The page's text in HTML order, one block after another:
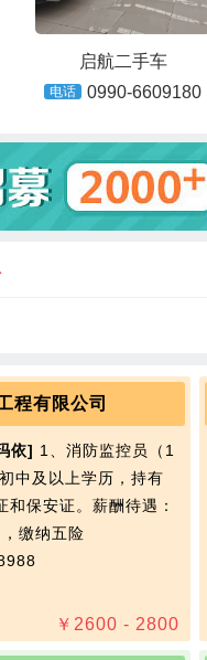
启航二手车
电话 0990-6609180
程有限公司
依] 1、消防监控员（1
中及以上学历，持有
和保安证。薪酬待遇：
缴纳五险
￥ 2600 - 2800